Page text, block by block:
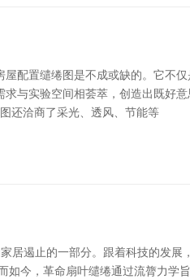
配置缱绻图是不成或缺的。它不
与实验空间相荟萃，创造出既好
还洽商了采光、透风、节能等
遏止的一部分。跟着科技的发
今，革命扇叶缱绻通过流膂力学